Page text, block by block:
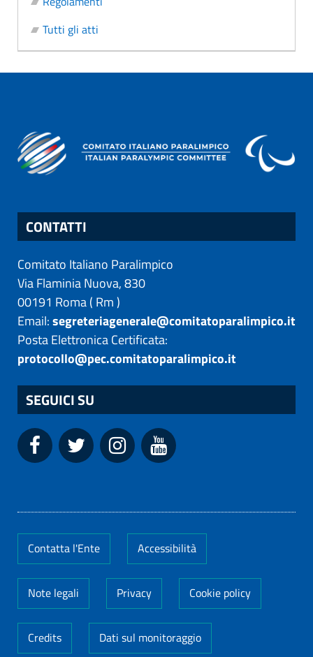
Tutti gli atti
CONTATTI
Comitato Italiano Paralimpico
Via Flaminia Nuova, 830
00191 Roma( Rm)
Email:segreteriagenerale@comitatoparalimpico.it
Posta Elettronica Certificata:
protocollo@pec.comitatoparalimpico.it
SEGUICI SU
Contatta l'Ente Accessibilità
Note legali Privacy Cookie policy
Credits Dati sul monitoraggio